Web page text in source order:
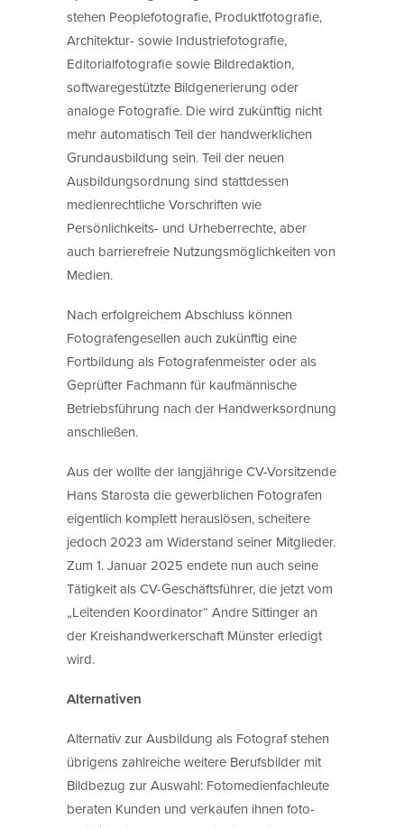
stehen Peoplefotografie, Produktfotografie,
Architektur- sowie Industriefotografie,
Editorialfotografie sowie Bildredaktion,
softwaregestützte Bildgenerierung oder
analoge Fotografie. Die wird zukünftig nicht
mehr automatisch Teil der handwerklichen
Grundausbildung sein. Teil der neuen
Ausbildungsordnung sind stattdessen
medienrechtliche Vorschriften wie
Persönlichkeits- und Urheberrechte, aber
auch barrierefreie Nutzungsmöglichkeiten von
Medien.
Nach erfolgreichem Abschluss können
Fotografengesellen auch zukünftig eine
Fortbildung als Fotografenmeister oder als
Geprüfter Fachmann für kaufmännische
Betriebsführung nach der Handwerksordnung
anschließen.
Aus der wollte der langjährige CV-Vorsitzende
Hans Starosta die gewerblichen Fotografen
eigentlich komplett herauslösen, scheitere
jedoch 2023 am Widerstand seiner Mitglieder.
Zum 1. Januar 2025 endete nun auch seine
Tätigkeit als CV-Geschäftsführer, die jetzt vom
„Leitenden Koordinator“ Andre Sittinger an
der Kreishandwerkerschaft Münster erledigt
wird.
Alternativen
Alternativ zur Ausbildung als Fotograf stehen
übrigens zahlreiche weitere Berufsbilder mit
Bildbezug zur Auswahl: Fotomedienfachleute
beraten Kunden und verkaufen ihnen foto-